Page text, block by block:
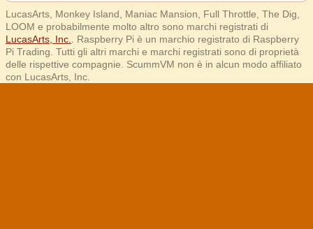
LucasArts, Monkey Island, Maniac Mansion, Full Throttle, The Dig,
LOOM e probabilmente molto altro sono marchi registrati di
LucasArts, Inc.
. Raspberry Pi è un marchio registrato di Raspberry
Pi Trading. Tutti gli altri marchi e marchi registrati sono di proprietà
delle rispettive compagnie. ScummVM non è in alcun modo affiliato
con LucasArts, Inc.